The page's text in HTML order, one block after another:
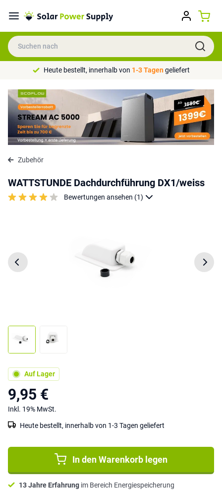
Heute bestellt, innerhalb von 1-3 Tagengeliefert
Zubehör
WATTSTUNDE Dachdurchführung DX1/weiss
Bewertungen ansehen (1)
Auf Lager
9,95 €
Inkl. 19% MwSt.
Heute bestellt, innerhalb von 1-3 Tagen geliefert
In den Warenkorb legen
13 Jahre Erfahrung im Bereich Energiespeicherung